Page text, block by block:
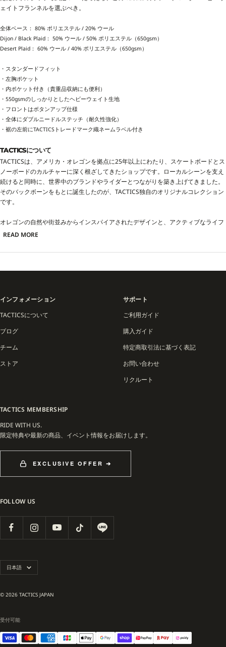
ェイトフランネルを選ぶべき。
全体ベース： 80% ポリエステル / 20% ウール
Dijon / Black Plaid： 50% ウール / 50% ポリエステル（650gsm）
Desert Plaid： 60% ウール / 40% ポリエステル（650gsm）
・スタンダードフィット
・左胸ポケット
・内ポケット付き（貴重品収納にも便利）
・550gsmのしっかりとしたヘビーウェイト生地
・フロントはボタンアップ仕様
・全体にダブルニードルステッチ（耐久性強化）
・裾の左前にTACTICSトレードマーク織ネームラベル付き
TACTICSについて
TACTICSは、アメリカ・オレゴンを拠点に25年以上にわたり、スケートボードとス
ノーボードのカルチャーに深く根ざしてきたショップです。ローカルシーンを支え
続けると同時に、世界中のブランドやライダーとつながりを築き上げてきました。
そのバックボーンをもとに誕生したのが、TACTICS独自のオリジナルコレクション
です。
オレゴンの自然や街並みからインスパイアされたデザインと、アクティブなライフ
スタイルに対応する機能性を兼ね備えたアイテムは、日常からライディングまで幅
がらもグローバルに通じる」TACTICSらしいスタイルを体現しています。
また、HUF、HEROIN SKATEBOARDS、LIB TECH、UNION、SANTA CRUZ、REAL
TACTICS ORIGINAL COLLECTIONは、単なるショップオリジナルを超え、25年以
ャーの象徴的なラインです。
READ MORE
インフォメーション
TACTICSについて
ブログ
チーム
ストア
サポート
ご利用ガイド
購入ガイド
特定商取引法に基づく表記
お問い合わせ
リクルート
TACTICS MEMBERSHIP
RIDE WITH US.
限定特典や最新の商品、イベント情報をお届けします。
EXCLUSIVE OFFER ➔
FOLLOW US
語
日本語
© 2026 TACTICS JAPAN
受付可能